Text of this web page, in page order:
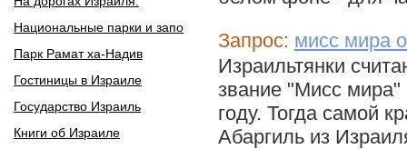
Национальные парки и запо
Парк Рамат ха-Надив
Гостиницы в Израиле
Государство Израиль
Книги об Израиле
Запрос: мисс мира
Израильтянки
звание "Мисс мира"
году. Тогда самой
Абаргиль из